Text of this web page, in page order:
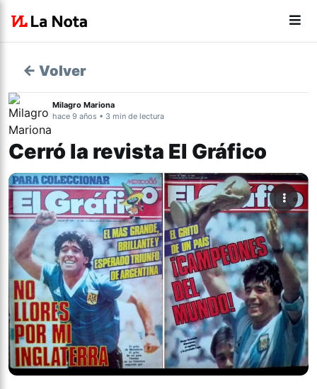
← Volver
Milagro Mariona
hace 9 años • 3 min de lectura
Cerró la revista El Gráfico